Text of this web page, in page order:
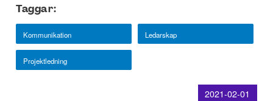
Taggar:
Kommunikation Ledarskap
Projektledning
2021-02-01